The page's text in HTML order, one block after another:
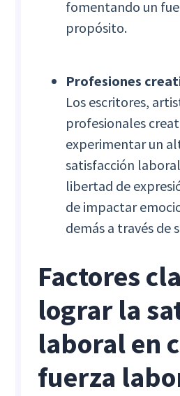
fomentando un
propósito.
Profesiones
Los escritores,
profesionales
experimentar un
satisfacción
libertad de
de impactar
demás a través de
Factores
lograr la
laboral en
fuerza